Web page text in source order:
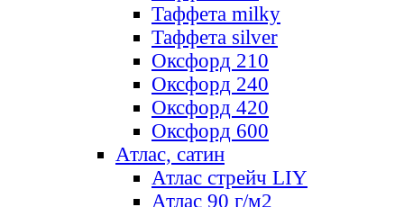
Таффета milky
Таффета silver
Оксфорд 210
Оксфорд 240
Оксфорд 420
Оксфорд 600
Атлас, сатин
Атлас стрейч LIY
Атлас 90 г/м2